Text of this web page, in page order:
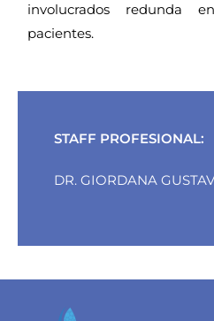
involucrados redunda
pacientes.
STAFF PROFESIONAL:
DR. GIORDANA